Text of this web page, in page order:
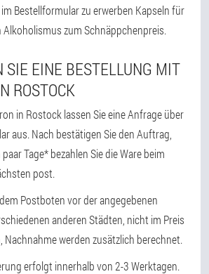
Bestellformular zu erwerben Kapseln für
zum Schnäppchenpreis.
SIE EINE BESTELLUNG MIT
ROSTOCK
in Rostock lassen Sie eine Anfrage über
aus. Nach bestätigen Sie den Auftrag,
Tage* bezahlen Sie die Ware beim
post.
Postboten vor der angegebenen
anderen Städten, nicht im Preis
Nachnahme werden zusätzlich berechnet.
erfolgt innerhalb von 2-3 Werktagen.